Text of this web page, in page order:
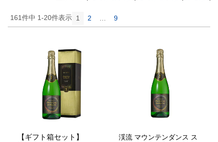
161件中 1-20件表示 1 2 9
【ギフト箱セット】
渓流 マウンテンダンス ス